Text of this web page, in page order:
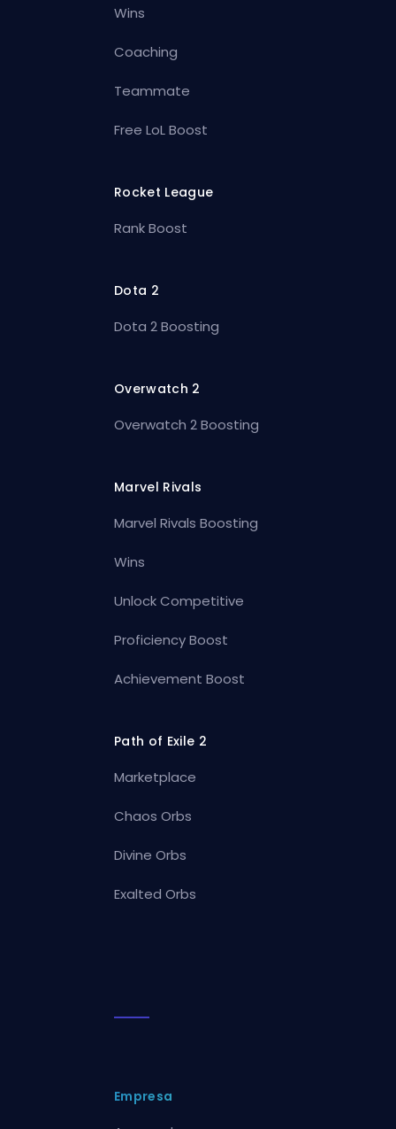
Wins
Coaching
Teammate
Free LoL Boost
Rocket League
Rank Boost
Dota 2
Dota 2 Boosting
Overwatch 2
Overwatch 2 Boosting
Marvel Rivals
Marvel Rivals Boosting
Wins
Unlock Competitive
Proficiency Boost
Achievement Boost
Path of Exile 2
Marketplace
Chaos Orbs
Divine Orbs
Exalted Orbs
Empresa